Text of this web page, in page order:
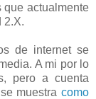
que actualmente
2.X.
de internet se
A mi por lo
pero a cuenta
muestra como